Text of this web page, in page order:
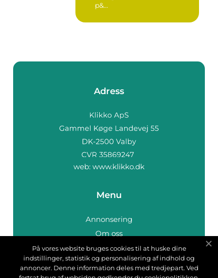
p&...
Adress
web: www.klikko.dk
Menu
Annonsering
Om oss
Cookies
Kontakta oss
Sitemap
På vores website bruges cookies til at huske dine
indstillinger, statistik og personalisering af indhold og
annoncer. Denne information deles med tredjepart. Ved